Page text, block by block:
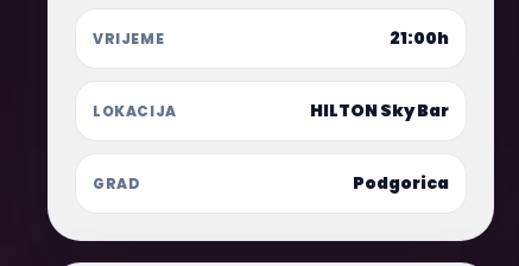
VRIJEME 21:00h
LOKACIJA HILTON Sky Bar
GRAD Podgorica